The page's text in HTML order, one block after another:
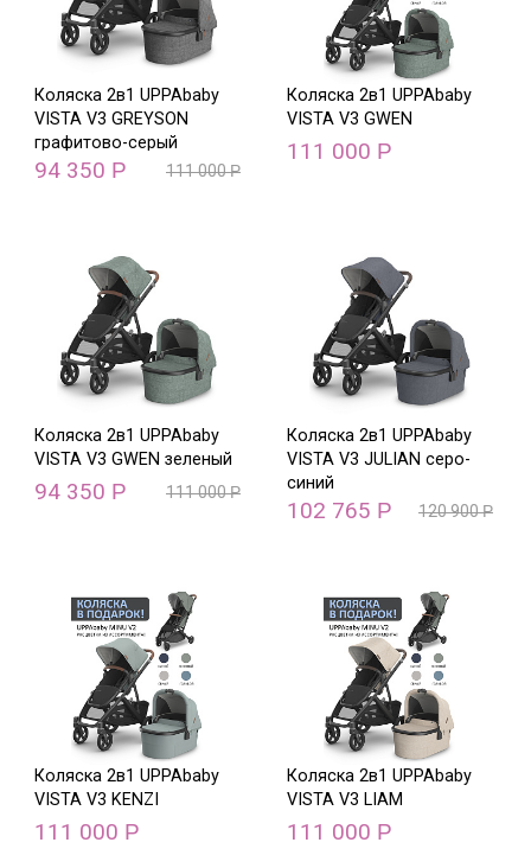
Коляска 2в1 UPPAbaby
VISTA V3 GREYSON
графитово-серый
94 350 Р 111 000Р
Коляска 2в1 UPPAbaby
VISTA V3 GWEN
111 000 Р
Коляска 2в1 UPPAbaby
VISTA V3 GWEN зеленый
94 350 Р 111 000Р
Коляска 2в1 UPPAbaby
VISTA V3 JULIAN серо-
синий
102 765 Р 120 900Р
Коляска 2в1 UPPAbaby
VISTA V3 KENZI
111 000 Р
Коляска 2в1 UPPAbaby
VISTA V3 LIAM
111 000 Р